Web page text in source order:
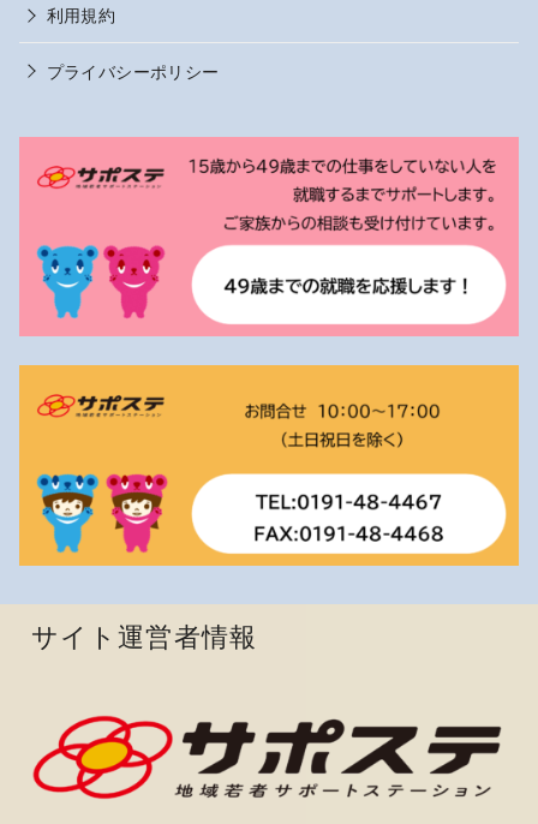
利用規約
プライバシーポリシー
サイト運営者情報